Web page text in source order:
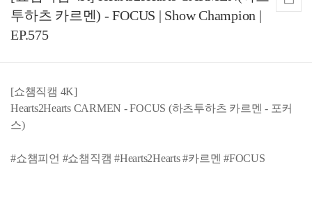
투하츠 카르멘) - FOCUS | Show Champion |
EP.575
[쇼챔직캠 4K]
Hearts2Hearts CARMEN - FOCUS (하츠투하츠 카르멘 - 포커
스)
#쇼챔피언 #쇼챔직캠 #Hearts2Hearts #카르멘 #FOCUS